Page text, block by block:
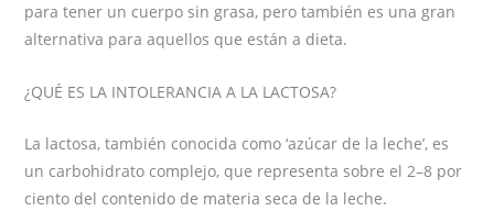
para tener un cuerpo sin grasa, pero también es una gran
alternativa para aquellos que están a dieta.
¿QUÉ ES LA INTOLERANCIA A LA LACTOSA?
La lactosa, también conocida como ‘azúcar de la leche’, es
un carbohidrato complejo, que representa sobre el 2–8 por
ciento del contenido de materia seca de la leche.